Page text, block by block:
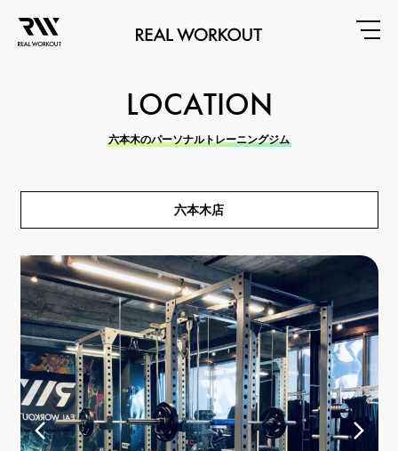
LOCATION
六本木のパーソナルトレーニングジム
六本木店